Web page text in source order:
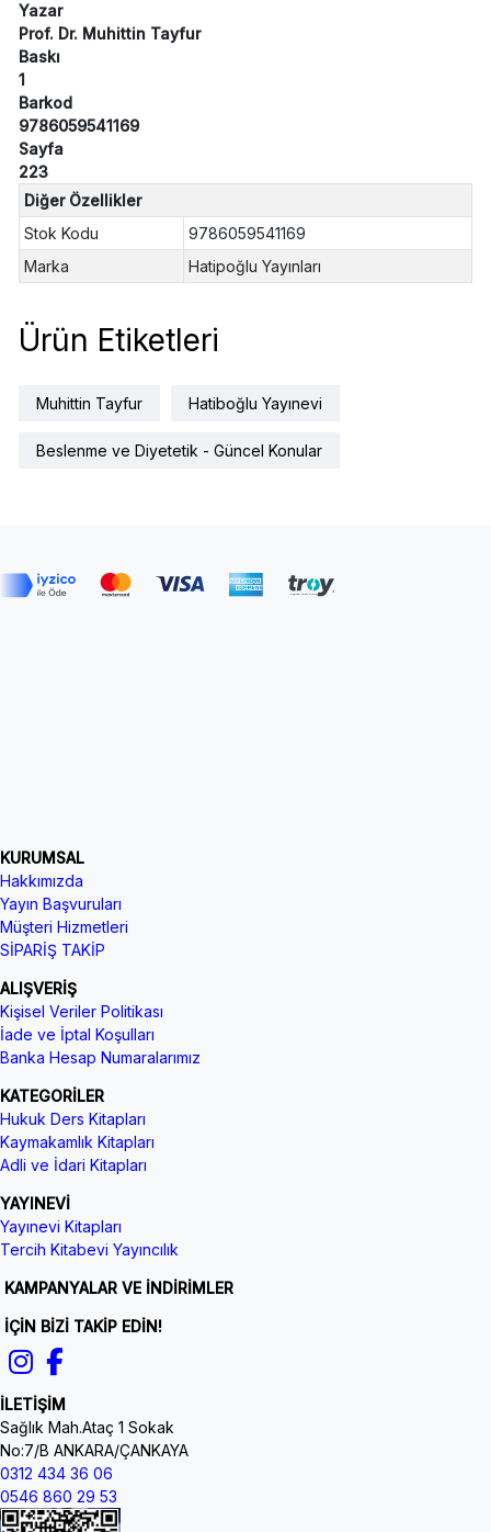
Yazar
Prof. Dr. Muhittin Tayfur
Baskı
1
Barkod
9786059541169
Sayfa
223
Diğer Özellikler
Stok Kodu
9786059541169
Marka
Hatipoğlu Yayınları
Ürün Etiketleri
Muhittin Tayfur Hatiboğlu Yayınevi
Beslenme ve Diyetetik - Güncel Konular
KURUMSAL
Hakkımızda
Yayın Başvuruları
Müşteri Hizmetleri
SİPARİŞ TAKİP
ALIŞVERİŞ
Kişisel Veriler Politikası
İade ve İptal Koşulları
Banka Hesap Numaralarımız
KATEGORİLER
Hukuk Ders Kitapları
Kaymakamlık Kitapları
Adli ve İdari Kitapları
YAYINEVİ
Yayınevi Kitapları
Tercih Kitabevi Yayıncılık
KAMPANYALAR VE İNDİRİMLER
İÇİN BİZİ TAKİP EDİN!
İLETİŞİM
Sağlık Mah.Ataç 1 Sokak
No:7/B ANKARA/ÇANKAYA
0312 434 36 06
0546 860 29 53